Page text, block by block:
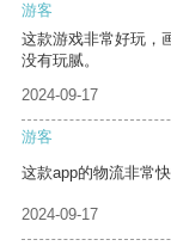
游客
这款游戏非常好玩，
没有玩腻。
2024-09-17
游客
这款app的物流非常
2024-09-17